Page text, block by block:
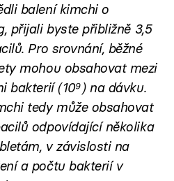
balení kimchi o
přijali byste přibližně 3,5
Pro srovnání, běžné
mohou obsahovat mezi
bakterií (10⁹) na dávku.
tedy může obsahovat
odpovídající několika
v závislosti na
a počtu bakterií v